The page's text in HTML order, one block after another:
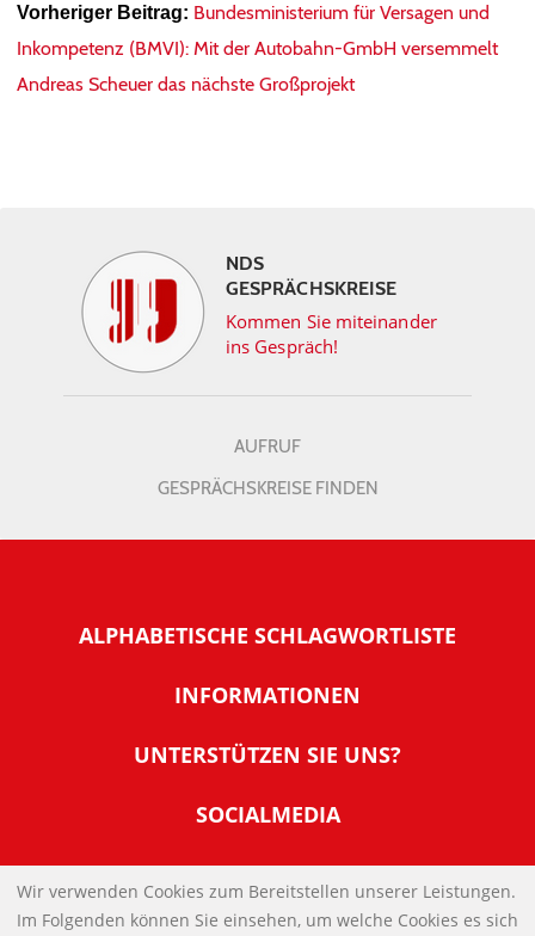
Vorheriger Beitrag: Bundesministerium für Versagen und
Inkompetenz (BMVI): Mit der Autobahn-GmbH versemmelt
Andreas Scheuer das nächste Großprojekt
NDS
GESPRÄCHSKREISE
Kommen Sie miteinander
ins Gespräch!
AUFRUF
GESPRÄCHSKREISE FINDEN
ALPHABETISCHE SCHLAGWORTLISTE
INFORMATIONEN
Warum NachDenkSeiten
Tipps zur Nutzung der NachDenkSeiten
Banner und E-Mail-Signaturen
Links
UNTERSTÜTZEN SIE UNS?
Werden Sie Fördermitglied
Spenden Sie Online
SOCIALMEDIA
IMPRESSUM
Wir verwenden Cookies zum Bereitstellen unserer Leistungen.
Im Folgenden können Sie einsehen, um welche Cookies es sich